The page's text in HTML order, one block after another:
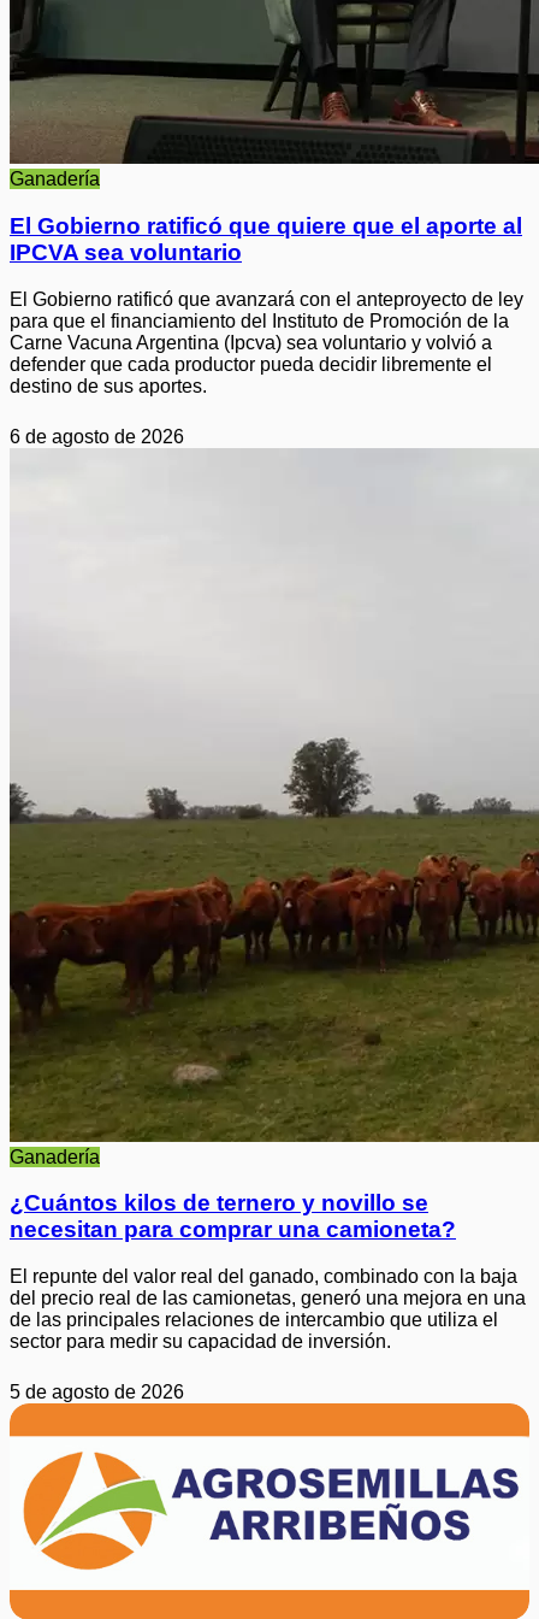
Ganadería
El Gobierno ratificó que quiere que el aporte al
IPCVA sea voluntario
El Gobierno ratificó que avanzará con el anteproyecto de ley
para que el financiamiento del Instituto de Promoción de la
Carne Vacuna Argentina (Ipcva) sea voluntario y volvió a
defender que cada productor pueda decidir libremente el
destino de sus aportes.
6 de agosto de 2026
Ganadería
¿Cuántos kilos de ternero y novillo se
necesitan para comprar una camioneta?
El repunte del valor real del ganado, combinado con la baja
del precio real de las camionetas, generó una mejora en una
de las principales relaciones de intercambio que utiliza el
sector para medir su capacidad de inversión.
5 de agosto de 2026